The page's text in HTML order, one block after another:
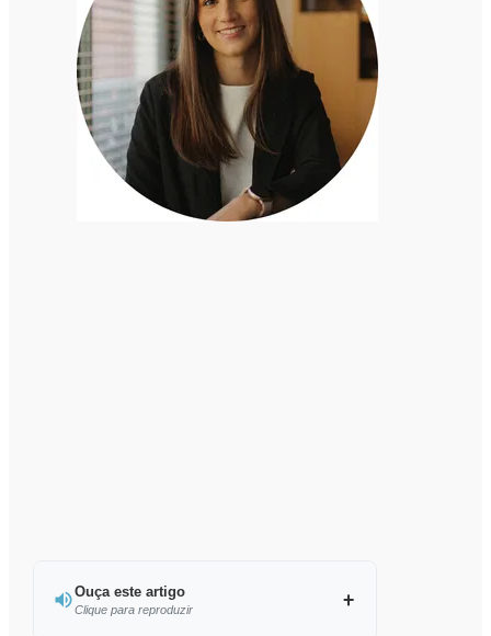
Ouça este artigo
Clique para reproduzir